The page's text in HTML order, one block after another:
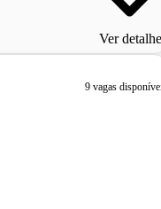
Ver
9 vagas